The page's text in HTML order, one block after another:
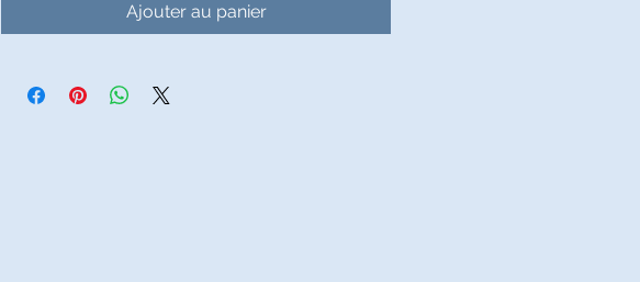
Ajouter au panier